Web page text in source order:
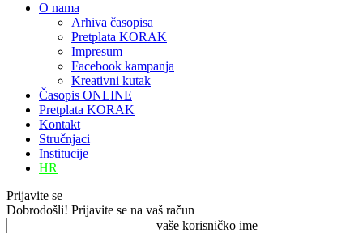
O nama
Arhiva časopisa
Pretplata KORAK
Impresum
Facebook kampanja
Kreativni kutak
Časopis ONLINE
Pretplata KORAK
Kontakt
Stručnjaci
Institucije
HR
Prijavite se
Dobrodošli! Prijavite se na vaš račun
vaše korisničko ime